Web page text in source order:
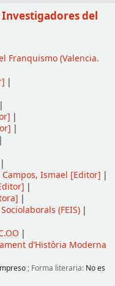
del
Franquismo(Valencia.
Campos, Ismael [Editor]
(FEIS)
d’Història Moderna
; Forma literaria: No es